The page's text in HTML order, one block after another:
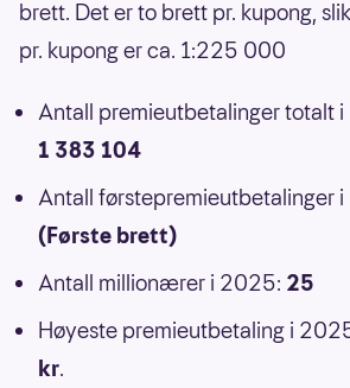
brett. Det er to brett pr. kupong,
pr. kupong er ca. 1:225 000
Antall premieutbetalinger totalt
1 383 104
Antall førstepremieutbetalinger
(Første brett)
Antall millionærer i 2025: 25
Høyeste premieutbetaling i
kr.